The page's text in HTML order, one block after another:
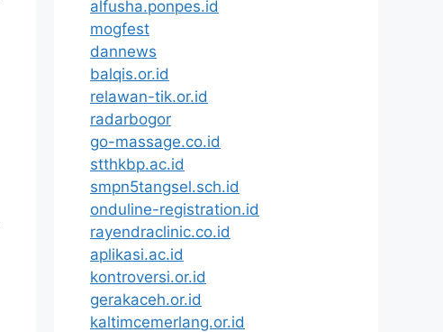
alfusha.ponpes.id
mogfest
dannews
balqis.or.id
relawan-tik.or.id
radarbogor
go-massage.co.id
stthkbp.ac.id
smpn5tangsel.sch.id
onduline-registration.id
rayendraclinic.co.id
aplikasi.ac.id
kontroversi.or.id
gerakaceh.or.id
kaltimcemerlang.or.id